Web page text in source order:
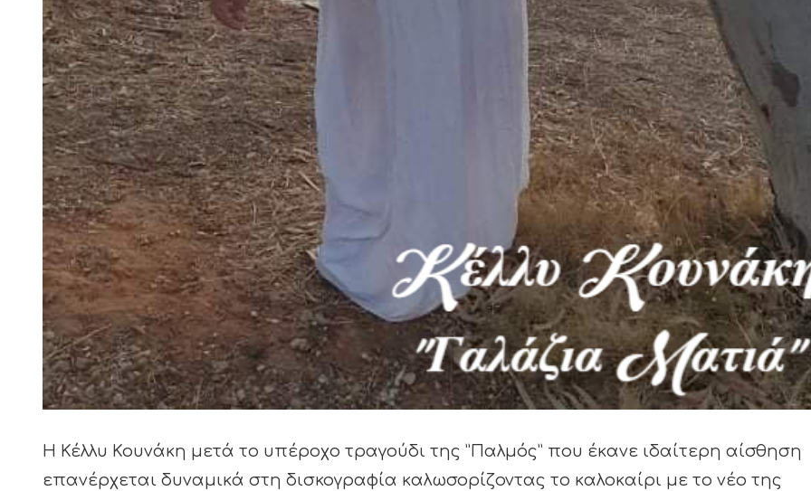
Η Κέλλυ Κουνάκη μετά το υπέροχο τραγούδι της ”Παλμός” που έκανε ιδαίτερη αίσθηση
επανέρχεται δυναμικά στη δισκογραφία καλωσορίζοντας το καλοκαίρι με το νέο της